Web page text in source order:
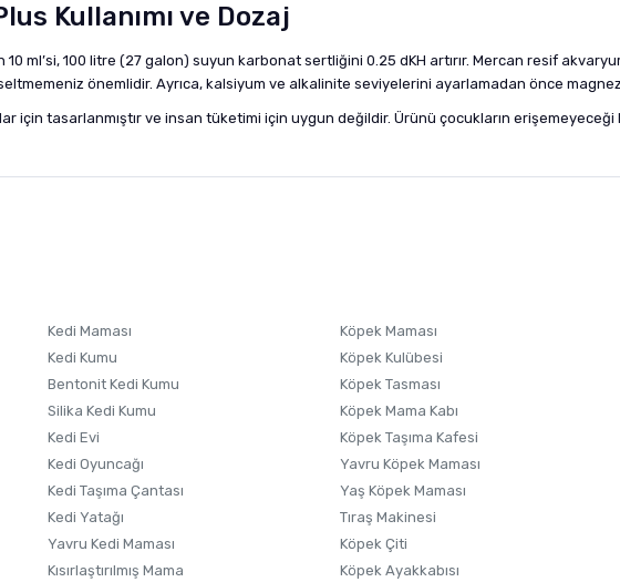
Kullanımı ve Dozaj
ml’si, 100 litre (27 galon) suyun karbonat sertliğini 0.25 dKH artırır. Mercan resif
önemlidir. Ayrıca, kalsiyum ve alkalinite seviyelerini ayarlamadan önce
için tasarlanmıştır ve insan tüketimi için uygun değildir. Ürünü çocukların erişemeyeceği
Ürünü Satın Al ve Yorumla
bulunuyor.
pahalı.
olmalı.
Kedi Maması
Kedi Kumu
Bentonit Kedi Kumu
Silika Kedi Kumu
Kedi Evi
Kedi Oyuncağı
Kedi Taşıma Çantası
Kedi Yatağı
Yavru Kedi Maması
Kısırlaştırılmış Mama
Köpek Maması
Köpek Kulübesi
Köpek Tasması
Köpek Mama Kabı
Köpek Taşıma Kafesi
Yavru Köpek Maması
Yaş Köpek Maması
Tıraş Makinesi
Köpek Çiti
Köpek Ayakkabısı